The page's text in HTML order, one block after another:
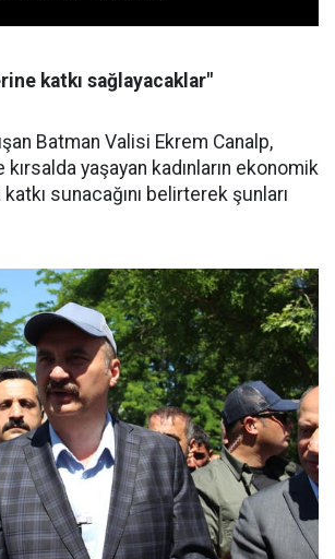
katkı sağlayacaklar"
Batman Valisi Ekrem Canalp,
yaşayan kadınların ekonomik
katkı sunacağını belirterek şunları